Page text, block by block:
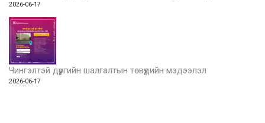
2026-06-17
Чингэлтэй дүүргийн шалгалтын төвүүдийн мэдээлэл
2026-06-17